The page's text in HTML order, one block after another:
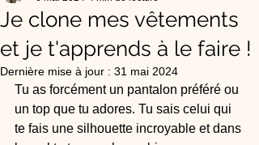
Je clone mes vêtements
et je t'apprends à le faire !
Dernière mise à jour : 31 mai 2024
Tu as forcément un pantalon préféré ou
un top que tu adores. Tu sais celui qui
te fais une silhouette incroyable et dans